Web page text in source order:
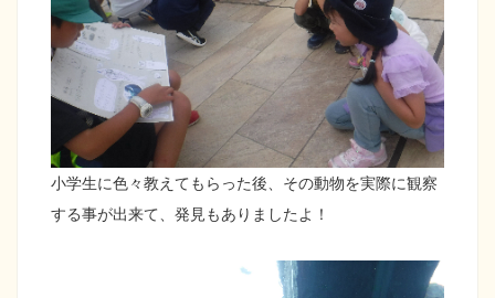
小学生に色々教えてもらった後、その動物を実際に観察
する事が出来て、発見もありましたよ！